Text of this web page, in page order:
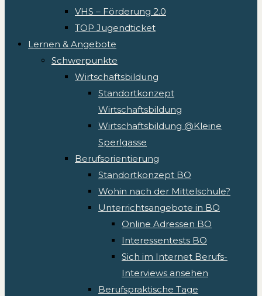
VHS – Förderung 2.0
TOP Jugendticket
Lernen & Angebote
Schwerpunkte
Wirtschaftsbildung
Standortkonzept
Wirtschaftsbildung
Wirtschaftsbildung @Kleine
Sperlgasse
Berufsorientierung
Standortkonzept BO
Wohin nach der Mittelschule?
Unterrichtsangebote in BO
Online Adressen BO
Interessentests BO
Sich im Internet Berufs-
Interviews ansehen
Berufspraktische Tage